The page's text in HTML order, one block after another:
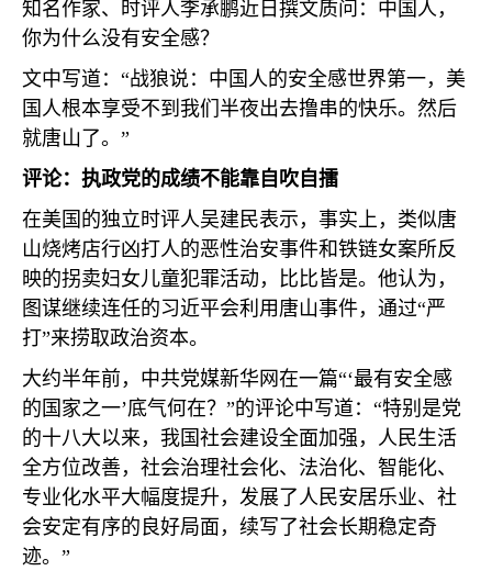
知名作家、时评人李承鹏近日撰文质问：中国人，
你为什么没有安全感？
文中写道：“战狼说：中国人的安全感世界第一，美
国人根本享受不到我们半夜出去撸串的快乐。然后
就唐山了。”
评论：执政党的成绩不能靠自吹自擂
在美国的独立时评人吴建民表示，事实上，类似唐
山烧烤店行凶打人的恶性治安事件和铁链女案所反
映的拐卖妇女儿童犯罪活动，比比皆是。他认为，
图谋继续连任的习近平会利用唐山事件，通过“严
打”来捞取政治资本。
大约半年前，中共党媒新华网在一篇“‘最有安全感
的国家之一’底气何在？”的评论中写道：“特别是党
的十八大以来，我国社会建设全面加强，人民生活
全方位改善，社会治理社会化、法治化、智能化、
专业化水平大幅度提升，发展了人民安居乐业、社
会安定有序的良好局面，续写了社会长期稳定奇
迹。”